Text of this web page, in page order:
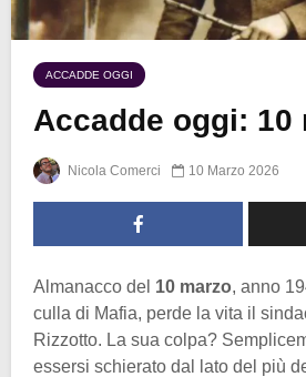
ACCADDE OGGI
Accadde oggi: 10
Nicola Comerci 10 Marzo 2026
Almanacco del 10 marzo, anno
culla di Mafia, perde la vita il
Rizzotto. La sua colpa?
essersi schierato dal lato del più